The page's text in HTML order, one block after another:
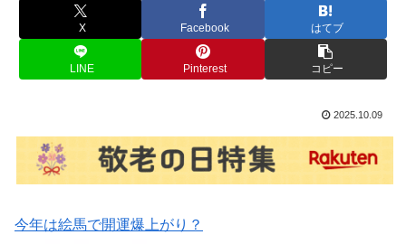
X Facebook はてブ
LINE Pinterest コピー
2025.10.09
今年は絵馬で開運爆上がり？